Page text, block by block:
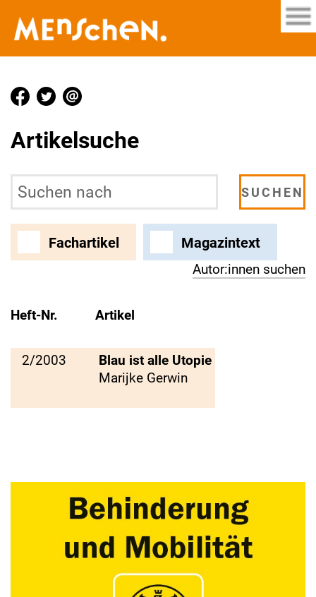
Artikelsuche
Fachartikel Magazintext
Autor:innen suchen
Heft-Nr. Artikel
2/2003
Blau ist alle Utopie
Marijke Gerwin